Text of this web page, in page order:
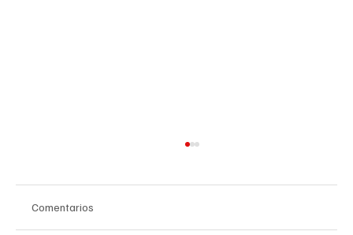
Comentarios